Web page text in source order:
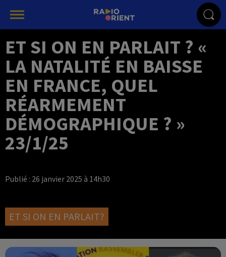
ET SI ON EN PARLAIT ? «
LA NATALITÉ EN BAISSE
EN FRANCE, QUEL
RÉARMEMENT
DÉMOGRAPHIQUE ? »
23/1/25
Publié : 26 janvier 2025 à 14h30
ET SI ON EN PARLAIT?